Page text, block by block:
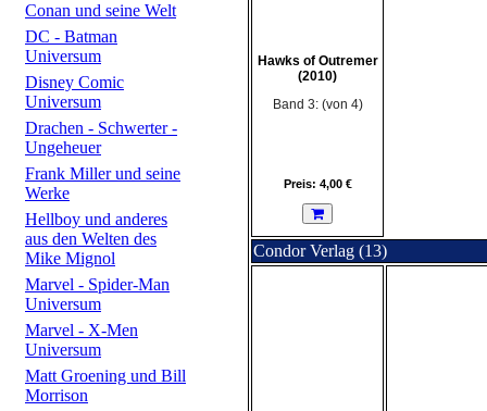
Conan und seine Welt
DC - Batman
Universum
Disney Comic
Universum
Drachen - Schwerter -
Ungeheuer
Frank Miller und seine
Werke
Hellboy und anderes
aus den Welten des
Mike Mignol
Marvel - Spider-Man
Universum
Marvel - X-Men
Universum
Matt Groening und Bill
Morrison
Hawks of Outremer
(2010)
Band 3: (von 4)
Preis: 4,00 €
Condor Verlag (13)